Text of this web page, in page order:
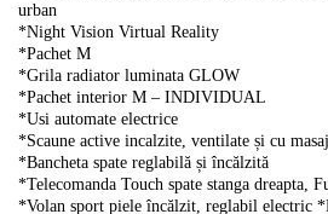
urban
*Night Vision Virtual Reality
*Pachet M
*Grila radiator luminata GLOW
*Pachet interior M – INDIVIDUAL
*Usi automate electrice
*Scaune active incalzite, ventilate și cu masaj
*Bancheta spate reglabilă și încălzită
*Telecomanda Touch spate stanga dreapta,
*Volan sport piele încălzit, reglabil electric